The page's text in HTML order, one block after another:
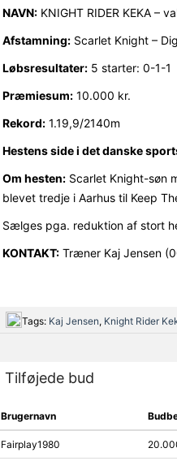
NAVN:KNIGHT RIDER KEKA –
Afstamning:Scarlet Knight –
Løbsresultater:5 starter: 0-1-1
Præmiesum:10.000 kr.
Rekord:1.19,9/2140m
Hestens side i det danske
Om hesten:Scarlet Knight-søn
blevet tredje i Aarhus til Keep
Sælges pga. reduktion af stort
KONTAKT:Træner Kaj Jensen
Tags: Kaj Jensen, Knight Rider
Tilføjede bud
Brugernavn
Fairplay1980